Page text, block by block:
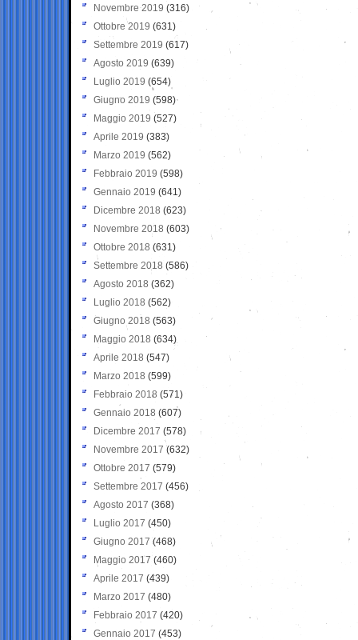
Novembre 2019 (316)
Ottobre 2019 (631)
Settembre 2019 (617)
Agosto 2019 (639)
Luglio 2019 (654)
Giugno 2019 (598)
Maggio 2019 (527)
Aprile 2019 (383)
Marzo 2019 (562)
Febbraio 2019 (598)
Gennaio 2019 (641)
Dicembre 2018 (623)
Novembre 2018 (603)
Ottobre 2018 (631)
Settembre 2018 (586)
Agosto 2018 (362)
Luglio 2018 (562)
Giugno 2018 (563)
Maggio 2018 (634)
Aprile 2018 (547)
Marzo 2018 (599)
Febbraio 2018 (571)
Gennaio 2018 (607)
Dicembre 2017 (578)
Novembre 2017 (632)
Ottobre 2017 (579)
Settembre 2017 (456)
Agosto 2017 (368)
Luglio 2017 (450)
Giugno 2017 (468)
Maggio 2017 (460)
Aprile 2017 (439)
Marzo 2017 (480)
Febbraio 2017 (420)
Gennaio 2017 (453)